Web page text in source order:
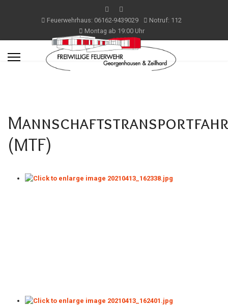
Feuerwehrhaus: 06162-9439029
Notruf: 112
Montag ab 19:00 Uhr
(MTF)